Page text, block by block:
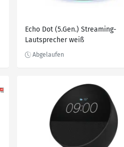
Echo Dot (5.Gen.) Streaming-
Lautsprecher weiß